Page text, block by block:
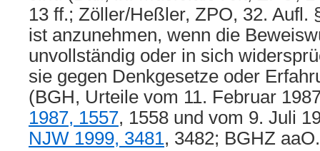
13 ff.; Zöller/Heßler, ZPO, 32. Aufl.
ist anzunehmen, wenn die
unvollständig oder in sich
sie gegen Denkgesetze oder
(BGH, Urteile vom 11. Februar
1987, 1557, 1558 und vom 9. Juli
NJW 1999, 3481, 3482; BGHZ